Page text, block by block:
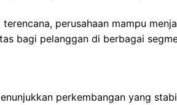
perusahaan mampu
bagi pelanggan di berbagai
perkembangan yang